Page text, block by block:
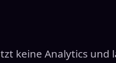
keine Analytics und